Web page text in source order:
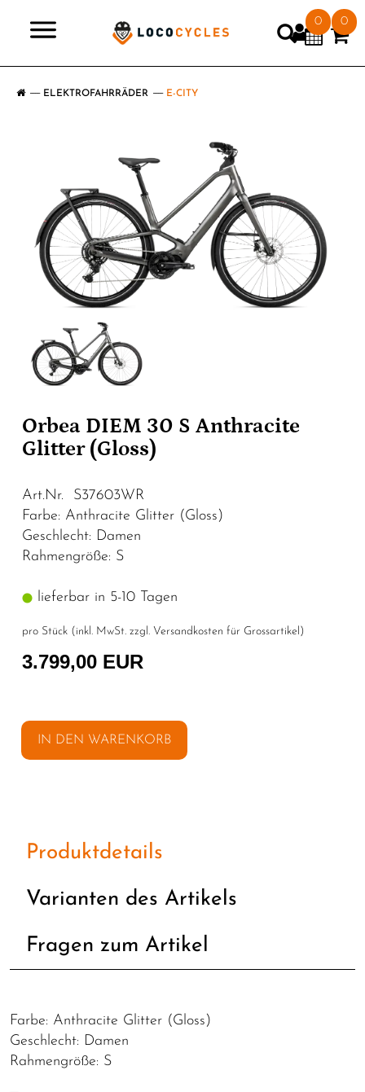
0 0
ELEKTROFAHRRÄDER E-CITY
Orbea DIEM 30 S Anthracite
Glitter (Gloss)
Art.Nr. S37603WR
Farbe: Anthracite Glitter (Gloss)
Geschlecht: Damen
Rahmengröße: S
lieferbar in 5-10 Tagen
pro Stück (inkl. MwSt. zzgl. Versandkosten für Grossartikel )
3.799,00 EUR
IN DEN WARENKORB
Produktdetails
Varianten des Artikels
Fragen zum Artikel
Farbe: Anthracite Glitter (Gloss)
Geschlecht: Damen
Rahmengröße: S